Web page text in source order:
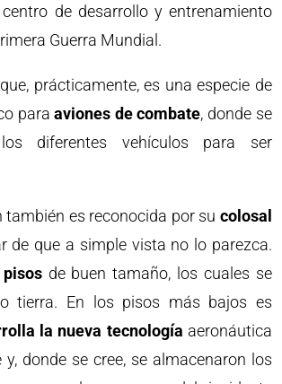
de desarrollo y entrenamiento
Guerra Mundial.
prácticamente, es una especie de
paraaviones de combate, donde se
los diferentes vehículos para ser
también es reconocida por su colosal
de que a simple vista no lo parezca.
de buen tamaño, los cuales se
tierra. En los pisos más bajos es
la nueva tecnología aeronáutica
y, donde se cree, se almacenaron los